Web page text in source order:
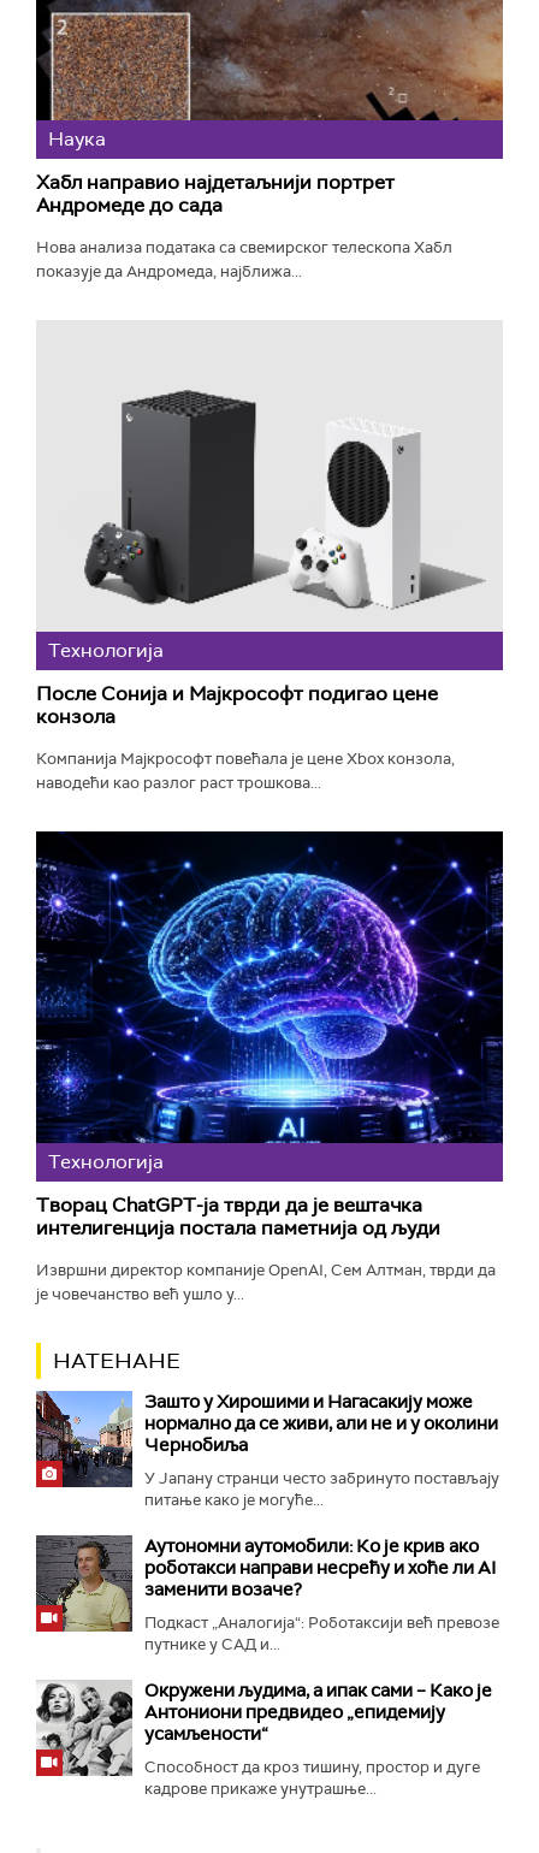
Наука
Хабл направио најдетаљнији портрет
Андромеде до сада
Нова анализа података са свемирског телескопа Хабл
показује да Андромеда, најближа...
Технологијa
После Сонија и Мајкрософт подигао цене
конзола
Компанија Мајкрософт повећала је цене Xbox конзола,
наводећи као разлог раст трошкова...
Технологијa
Творац ChatGPT-ја тврди да је вештачка
интелигенција постала паметнија од људи
Извршни директор компаније OpenAI, Сем Алтман, тврди да
је човечанство већ ушло у...
НАТЕНАНЕ
Зашто у Хирошими и Нагасакију може
нормално да се живи, али не и у околини
Чернобиља
У Јапану странци често забринуто постављају
питање како је могуће...
Аутономни аутомобили: Ко је крив ако
роботакси направи несрећу и хоће ли AI
заменити возаче?
Подкаст „Аналогија“: Роботаксији већ превозе
путнике у САД и...
Окружени људима, а ипак сами – Како је
Антониони предвидео „епидемију
усамљености“
Способност да кроз тишину, простор и дуге
кадрове прикаже унутрашње...